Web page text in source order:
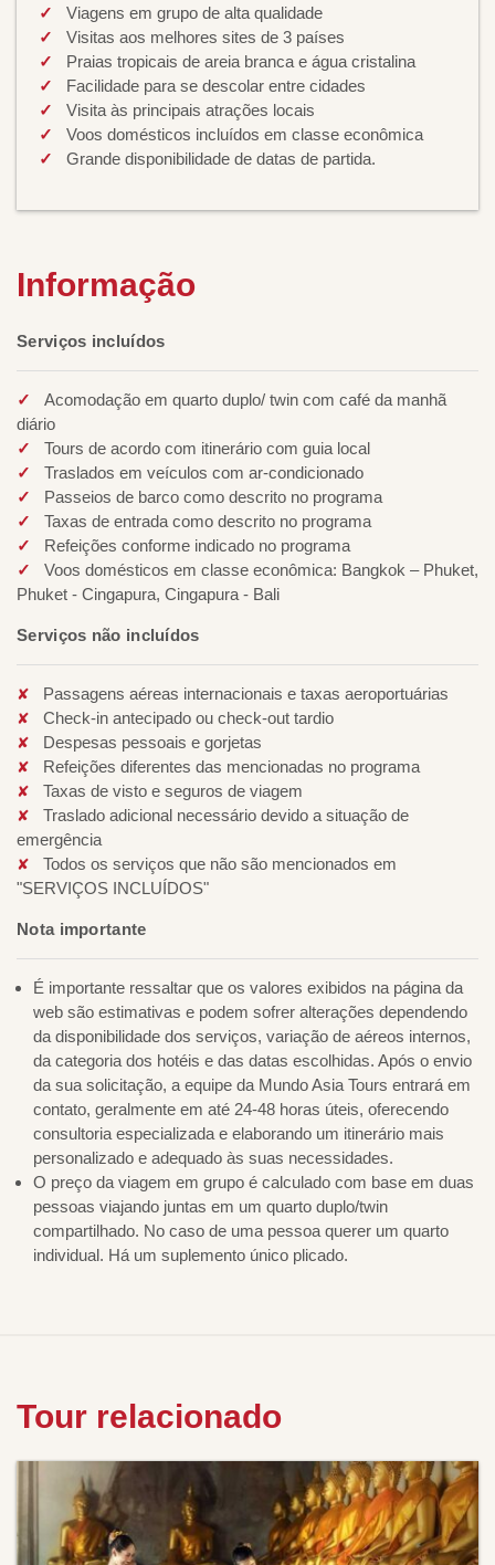
Viagens em grupo de alta qualidade
Visitas aos melhores sites de 3 países
Praias tropicais de areia branca e água cristalina
Facilidade para se descolar entre cidades
Visita às principais atrações locais
Voos domésticos incluídos em classe econômica
Grande disponibilidade de datas de partida.
Informação
Serviços incluídos
Acomodação em quarto duplo/ twin com café da manhã
diário
Tours de acordo com itinerário com guia local
Traslados em veículos com ar-condicionado
Passeios de barco como descrito no programa
Taxas de entrada como descrito no programa
Refeições conforme indicado no programa
Voos domésticos em classe econômica: Bangkok – Phuket,
Phuket - Cingapura, Cingapura - Bali
Serviços não incluídos
Passagens aéreas internacionais e taxas aeroportuárias
Check-in antecipado ou check-out tardio
Despesas pessoais e gorjetas
Refeições diferentes das mencionadas no programa
Taxas de visto e seguros de viagem
Traslado adicional necessário devido a situação de
emergência
Todos os serviços que não são mencionados em
"SERVIÇOS INCLUÍDOS"
Nota importante
É importante ressaltar que os valores exibidos na página da
web são estimativas e podem sofrer alterações dependendo
da disponibilidade dos serviços, variação de aéreos internos,
da categoria dos hotéis e das datas escolhidas. Após o envio
da sua solicitação, a equipe da Mundo Asia Tours entrará em
contato, geralmente em até 24-48 horas úteis, oferecendo
consultoria especializada e elaborando um itinerário mais
personalizado e adequado às suas necessidades.
O preço da viagem em grupo é calculado com base em duas
pessoas viajando juntas em um quarto duplo/twin
compartilhado. No caso de uma pessoa querer um quarto
individual. Há um suplemento único plicado.
Tour relacionado